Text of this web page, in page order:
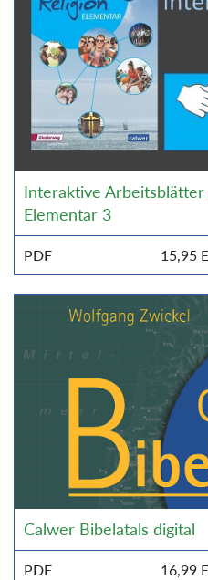
Interaktive Arbeitsblätter
Elementar 3
PDF 15,95
Calwer Bibelatals digital
PDF 16,99